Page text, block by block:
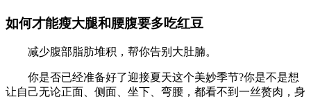
如何才能瘦大腿和腰腹要多吃红豆
减少腹部脂肪堆积，帮你告别大肚腩。
你是否已经准备好了迎接夏天这个美妙季节?你是不是想
让自己无论正面、侧面、坐下、弯腰，都看不到一丝赘肉，身